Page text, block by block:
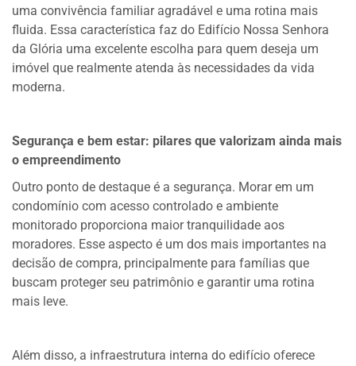
uma convivência familiar agradável e uma rotina mais
fluida. Essa característica faz do Edifício Nossa Senhora
da Glória uma excelente escolha para quem deseja um
imóvel que realmente atenda às necessidades da vida
moderna.
Segurança e bem estar: pilares que valorizam ainda mais
o empreendimento
Outro ponto de destaque é a segurança. Morar em um
condomínio com acesso controlado e ambiente
monitorado proporciona maior tranquilidade aos
moradores. Esse aspecto é um dos mais importantes na
decisão de compra, principalmente para famílias que
buscam proteger seu patrimônio e garantir uma rotina
mais leve.
Além disso, a infraestrutura interna do edifício oferece